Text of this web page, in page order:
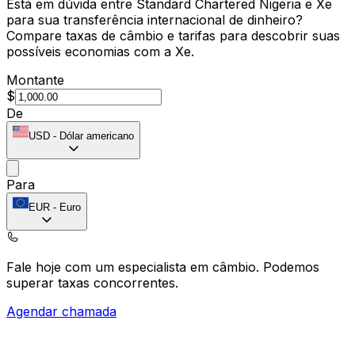
Está em dúvida entre Standard Chartered Nigeria e Xe
para sua transferência internacional de dinheiro?
Compare taxas de câmbio e tarifas para descobrir suas
possíveis economias com a Xe.
Montante
$
De
USD - Dólar americano
Para
EUR - Euro
Fale hoje com um especialista em câmbio. Podemos
superar taxas concorrentes.
Agendar chamada